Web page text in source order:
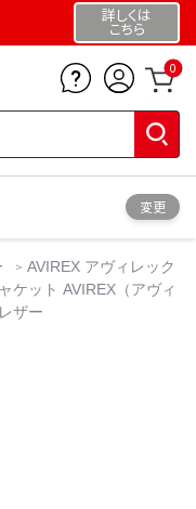
詳しくは
こちら
0
変更
AVIREX アヴィレック
ケット AVIREX（アヴィ
ザー